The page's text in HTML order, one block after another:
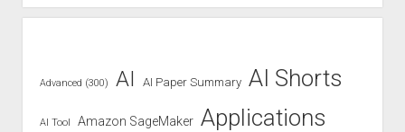
Advanced (300) AI AI Paper Summary AI Shorts
AI Tool Amazon SageMaker Applications